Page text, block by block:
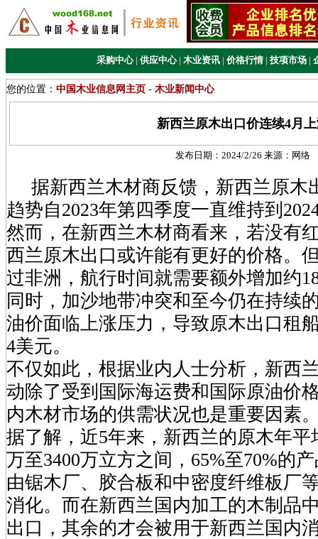
采购中心 | 供应中心 | 木业资讯 | 价格行情 | 技项市场 |
您的位置： 中国木业信息网主页 - 木业新闻中心
新西兰原木出口价连续4月
发布日期：2024/2/26 来源： 网络
据新西兰木材商反馈，新西兰原木
趋势自2023年第四季度一直维持到
然而，在新西兰木材商看来，若没有
西兰原木出口或许能有更好的价格。
过非洲，航行时间就需要额外增加约
同时，加沙地带冲突和至今仍在持续
油价面临上涨压力，导致原木出口租
4美元。
不仅如此，根据业内人士分析，新西
动除了受到国际海运费和国际原油价
内木材市场的供需状况也是重要因素
据了解，近5年来，新西兰的原木年平
万至3400万立方之间，65%至70%的
由锯木厂、胶合板和中密度纤维板厂
消化。而在新西兰国内加工的木制品
出口，其余的才会被用于新西兰国内